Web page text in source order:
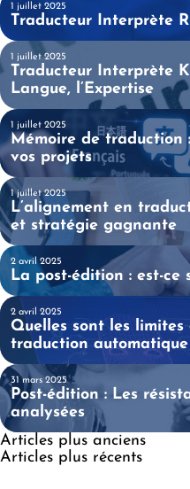
1 juillet 2025
Traducteur Interprète
SUITE
1 juillet 2025
Traducteur Interprète
Langue, l’Expertise
SUITE
1 juillet 2025
Mémoire de traduction
vos projets
SUITE
1 juillet 2025
L’alignement en
et stratégie gagnante
SUITE
2 avril 2025
La post-édition : est-ce
SUITE
2 avril 2025
Quelles sont les
traduction automatique
SUITE
31 mars 2025
Post-édition : Les
analysées
SUITE
Navigation
Articles plus anciens
Articles plus récents